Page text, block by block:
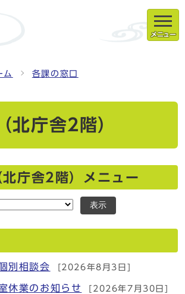
メニュー
ム 各課の窓口
北庁舎2階）
庁舎2階）メニュー
表示
別相談会 [2026年8月3日]
休業のお知らせ [2026年7月30日]